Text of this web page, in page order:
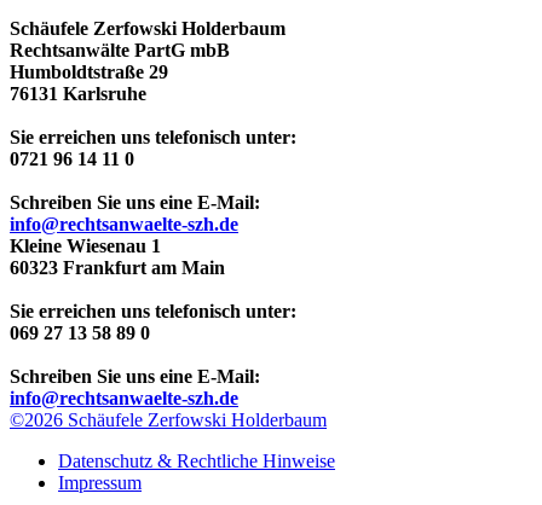
Schäufele Zerfowski Holderbaum
Rechtsanwälte PartG mbB
Humboldtstraße 29
76131 Karlsruhe
Sie erreichen uns telefonisch unter:
0721 96 14 11 0
Schreiben Sie uns eine E-Mail:
info@rechtsanwaelte-szh.de
Kleine Wiesenau 1
60323 Frankfurt am Main
Sie erreichen uns telefonisch unter:
069 27 13 58 89 0
Schreiben Sie uns eine E-Mail:
info@rechtsanwaelte-szh.de
©2026 Schäufele Zerfowski Holderbaum
Datenschutz & Rechtliche Hinweise
Impressum